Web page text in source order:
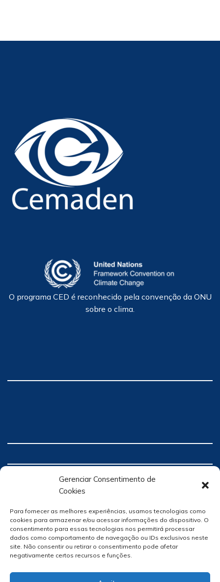
Gerenciar Consentimento de
Cookies
Para fornecer as melhores experiências, usamos tecnologias como
cookies para armazenar e/ou acessar informações do dispositivo. O
consentimento para essas tecnologias nos permitirá processar
dados como comportamento de navegação ou IDs exclusivos neste
site. Não consentir ou retirar o consentimento pode afetar
negativamente certos recursos e funções.
O programa CED é reconhecido pela convenção da ONU
sobre o clima.